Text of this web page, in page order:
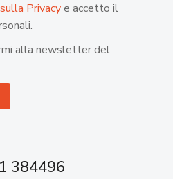
Privacye accetto il
alla newsletter del
384496